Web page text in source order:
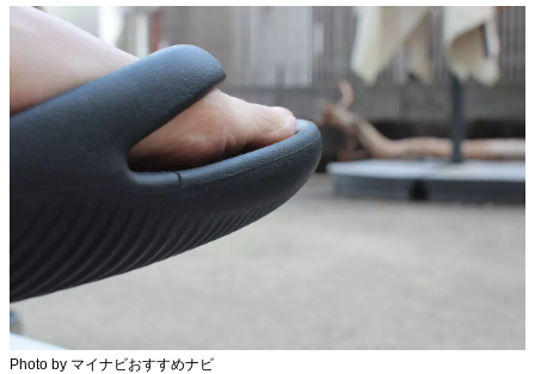
Photo by マイナビおすすめナビ